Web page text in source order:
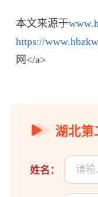
本文来源于
https://
网</a>
湖北第
姓名：